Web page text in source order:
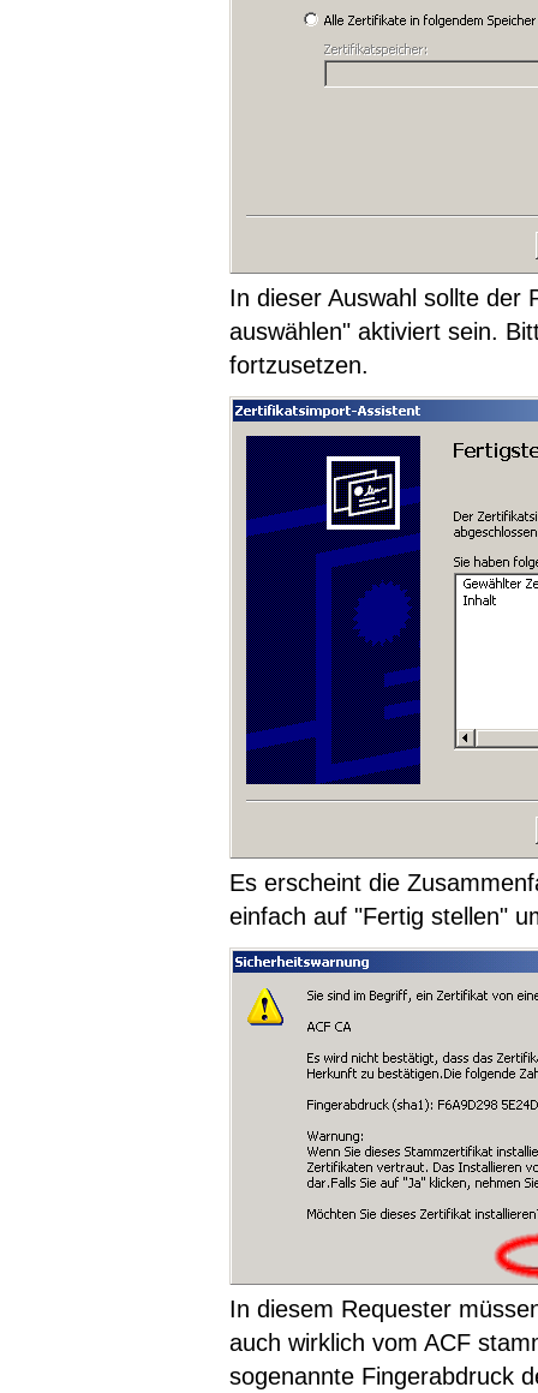
In dieser Auswahl sollte der
auswählen" aktiviert sein.
fortzusetzen.
Es erscheint die
einfach auf "Fertig stellen"
In diesem Requester
auch wirklich vom ACF
sogenannte Fingerabdruck